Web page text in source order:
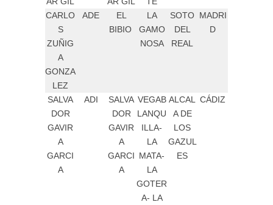
CARLO
S
ZUÑIG
A
GONZA
LEZ
ADE
EL
BIBIO
LA
GAMO
NOSA
SOTO
DEL
REAL
MADRI
D
SALVA
DOR
GAVIR
A
GARCI
A
ADI
SALVA
DOR
GAVIR
A
GARCI
A
VEGAB
LANQU
ILLA-
LA
MATA-
LA
GOTER
A- LA
ALCAL
A DE
LOS
GAZUL
ES
CÁDIZ